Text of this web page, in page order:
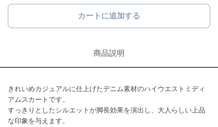
カートに追加する
商品説明
きれいめカジュアルに仕上げたデニム素材のハイウエストミディ
アムスカートです。
すっきりとしたシルエットが脚長効果を演出し、大人らしい上品
な印象を与えます。